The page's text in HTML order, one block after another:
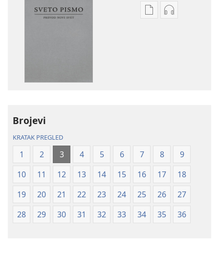
Formati
(revidirano
izdanje
iz
2019)
Formati
(revidirano
izdanje
iz
2019)
Brojevi
KRATAK PREGLED
1 2 3 4 5 6 7 8
9
10
11 12 13 14 15 16 17
18
19
20 21 22 23 24 25 26
27
28
29 30 31 32 33 34 35 36